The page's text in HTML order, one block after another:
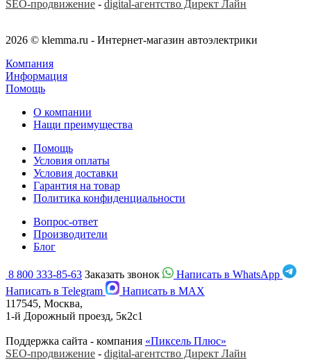
SEO-продвижение - digital-агентство Директ Лайн
2026 © klemma.ru - Интернет-магазин автоэлектрики
Компания
Информация
Помощь
О компании
Нащи преимущества
Помощь
Условия оплаты
Условия доставки
Гарантия на товар
Политика конфиденциальности
Вопрос-ответ
Производители
Блог
8 800 333-85-63 Заказать звонок
Написать в WhatsApp
Написать в Telegram
Написать в MAX
117545, Москва,
1-й Дорожный проезд, 5к2с1
Поддержка сайта - компания «Пиксель Плюс»
SEO-продвижение - digital-агентство Директ Лайн